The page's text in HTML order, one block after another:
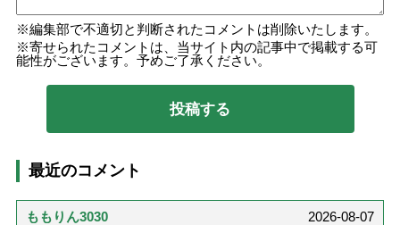
編集部で不適切と判断されたコメントは削除いたします。
寄せられたコメントは、当サイト内の記事中で掲載する可
能性がございます。予めご了承ください。
最近のコメント
ももりん3030
2026-08-07